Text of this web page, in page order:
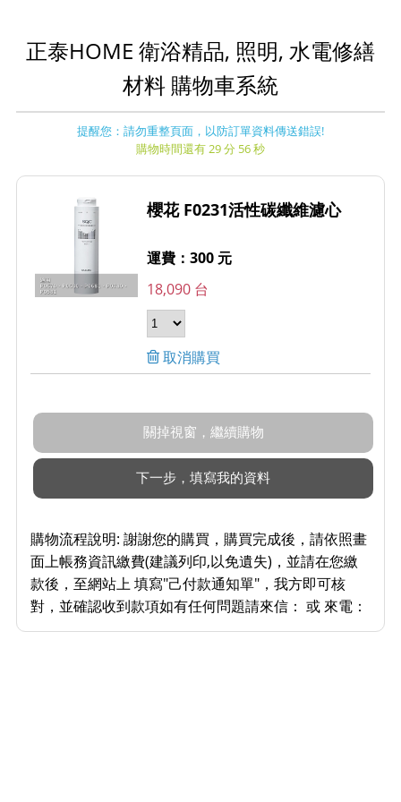
正泰HOME 衛浴精品, 照明, 水電修繕
材料 購物車系統
提醒您：請勿重整頁面，以防訂單資料傳送錯誤!
購物時間還有 29 分 56 秒
櫻花 F0231活性碳纖維濾心
運費：300 元
18,090 台
取消購買
購物流程說明: 謝謝您的購買，購買完成後，請依照畫
面上帳務資訊繳費(建議列印,以免遺失)，並請在您繳
款後，至網站上 填寫"己付款通知單"，我方即可核
對，並確認收到款項如有任何問題請來信： 或 來電：